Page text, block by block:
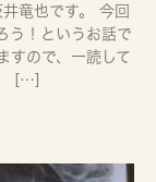
竜也です。 今回
う！というお話で
すので、一読して
[…]